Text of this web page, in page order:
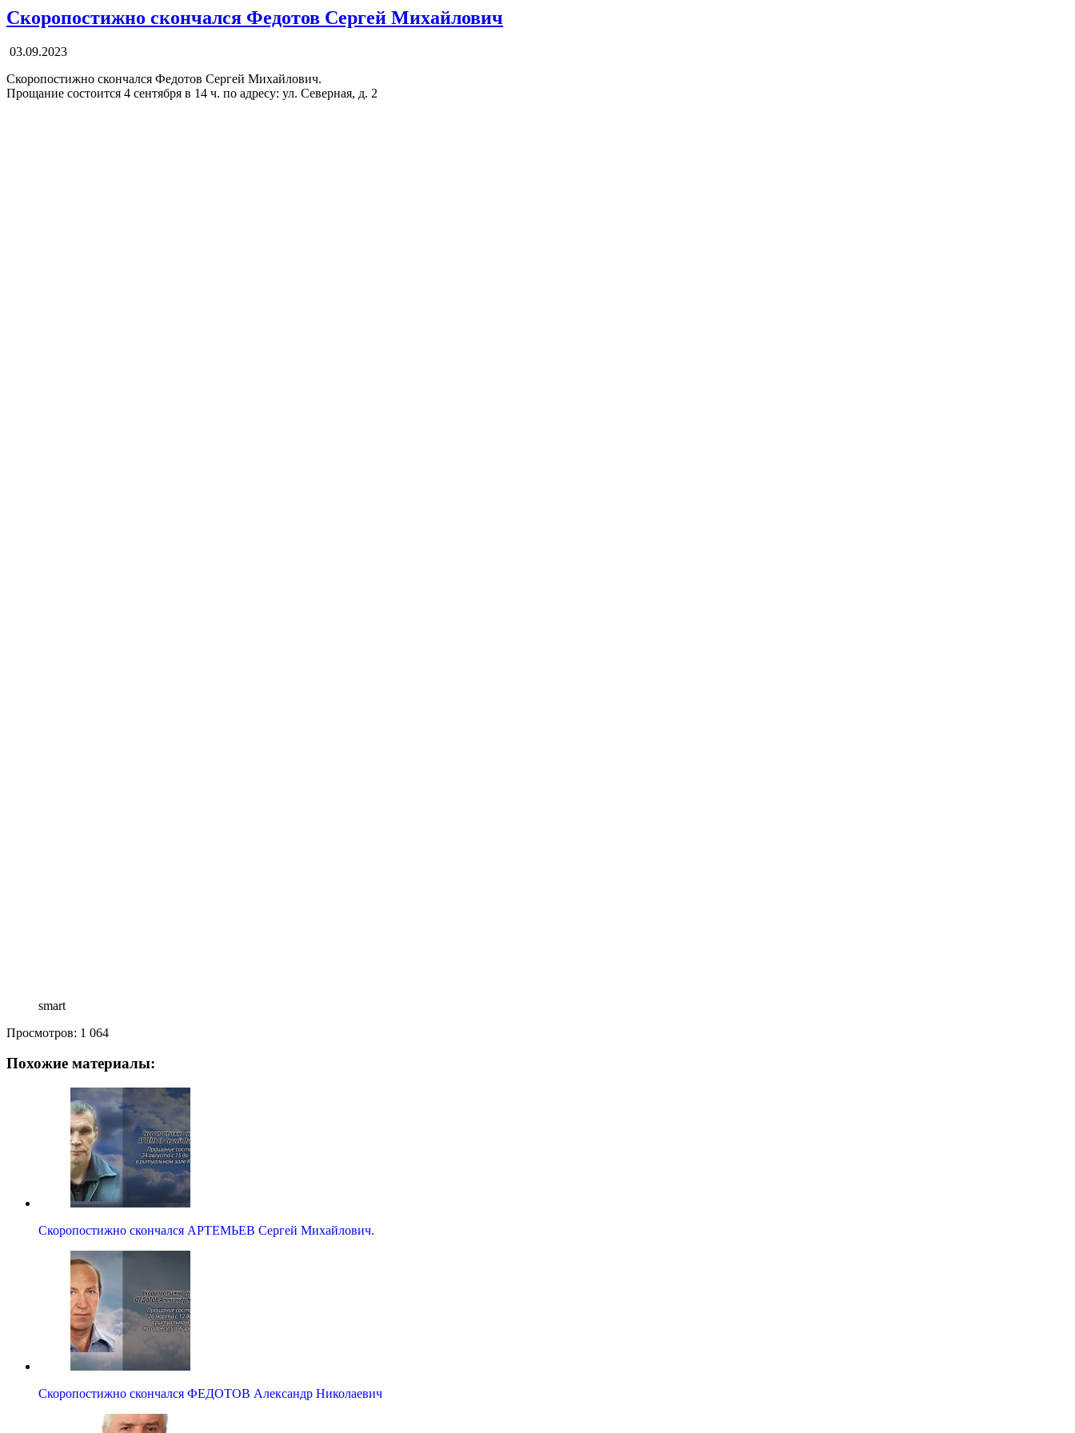
Скоропостижно скончался Федотов Сергей Михайлович
03.09.2023
Скоропостижно скончался Федотов Сергей Михайлович.
Прощание состоится 4 сентября в 14 ч. по адресу: ул. Северная, д. 2
smart
Просмотров: 1 064
Похожие материалы:
Скоропостижно скончался АРТЕМЬЕВ Сергей Михайлович.
Скоропостижно скончался ФЕДОТОВ Александр Николаевич